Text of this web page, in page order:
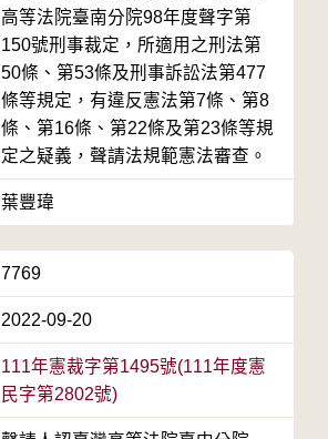
高等法院臺南分院98年度聲字第
150號刑事裁定，所適用之刑法第
50條、第53條及刑事訴訟法第477
條等規定，有違反憲法第7條、第8
條、第16條、第22條及第23條等規
定之疑義，聲請法規範憲法審查。
葉豐瑋
7769
2022-09-20
111年憲裁字第1495號(111年度憲
民字第2802號)